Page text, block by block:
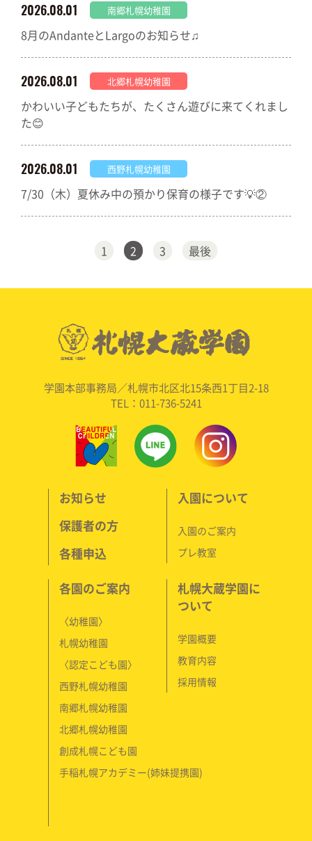
2026.08.01 南郷札幌幼稚園
8月のAndanteとLargoのお知らせ♫
2026.08.01 北郷札幌幼稚園
かわいい子どもたちが、たくさん遊びに来てくれまし
た😊
2026.08.01 西野札幌幼稚園
7/30（木）夏休み中の預かり保育の様子です💡②
1 2 3 最後
学園本部事務局／札幌市北区北15条西1丁目2-18
TEL：011-736-5241
お知らせ
保護者の方
各種申込
各園のご案内
〈幼稚園〉
札幌幼稚園
〈認定こども園〉
西野札幌幼稚園
南郷札幌幼稚園
北郷札幌幼稚園
創成札幌こども園
手稲札幌アカデミー(姉妹提携園)
入園について
入園のご案内
プレ教室
札幌大蔵学園に
ついて
学園概要
教育内容
採用情報